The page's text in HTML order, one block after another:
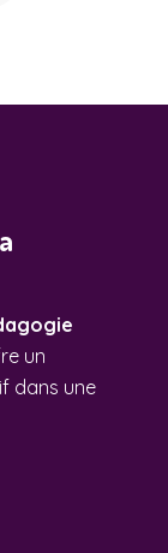
un
dans une